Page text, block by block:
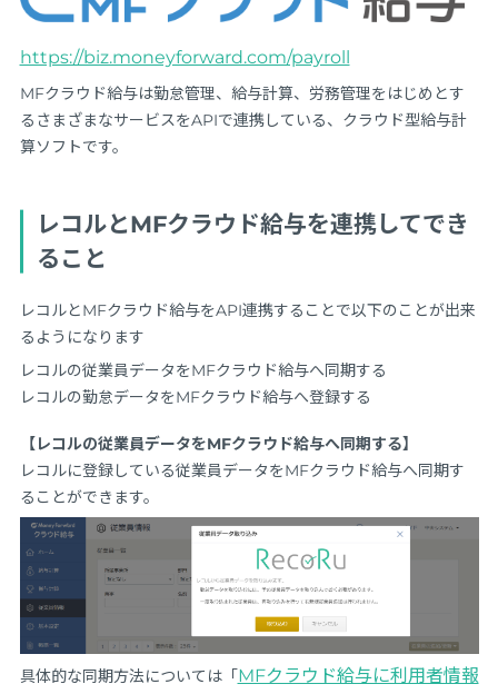
https://biz.moneyforward.com/payroll
MFクラウド給与は勤怠管理、給与計算、労務管理をはじめとす
るさまざまなサービスをAPIで連携している、クラウド型給与計
算ソフトです。
レコルとMFクラウド給与を連携してでき
ること
レコルとMFクラウド給与をAPI連携することで以下のことが出来
るようになります
レコルの従業員データをMFクラウド給与へ同期する
レコルの勤怠データをMFクラウド給与へ登録する
【レコルの従業員データをMFクラウド給与へ同期する】
レコルに登録している従業員データをMFクラウド給与へ同期す
ることができます。
具体的な同期方法については「MFクラウド給与に利用者情報